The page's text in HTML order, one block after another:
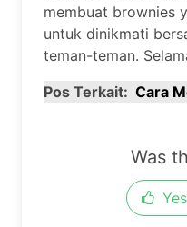
membuat brownies
untuk dinikmati
teman-teman.
Pos Terkait: Cara
Was
Yes